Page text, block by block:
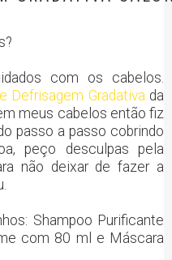
com os cabelos.
Defrisagem Gradativa da
meus cabelos então fiz
passo a passo cobrindo
peço desculpas pela
não deixar de fazer a
Shampoo Purificante
com 80 ml e Máscara